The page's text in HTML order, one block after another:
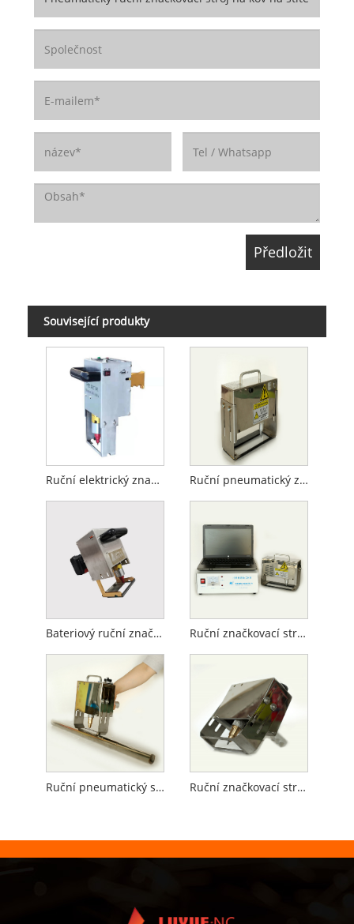
Související produkty
Ruční elektrický značkovací stroj Ruční pneumatický značkovací stroj
Bateriový ruční značkovací stroj Ruční značkovací stroj pro plynové válce
Ruční pneumatický stroj na značení trubek Ruční značkovací stroj na příruby